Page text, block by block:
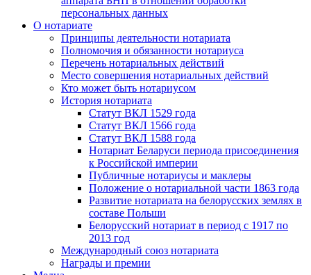
персональных данных
О нотариате
Принципы деятельности нотариата
Полномочия и обязанности нотариуса
Перечень нотариальных действий
Место совершения нотариальных действий
Кто может быть нотариусом
История нотариата
Статут ВКЛ 1529 года
Статут ВКЛ 1566 года
Статут ВКЛ 1588 года
Нотариат Беларуси периода присоединения
к Российской империи
Публичные нотариусы и маклеры
Положение о нотариальной части 1863 года
Развитие нотариата на белорусских землях в
составе Польши
Белорусский нотариат в период с 1917 по
2013 год
Международный союз нотариата
Награды и премии